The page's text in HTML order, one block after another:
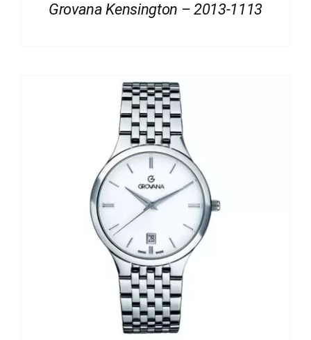
Grovana Kensington – 2013-1113